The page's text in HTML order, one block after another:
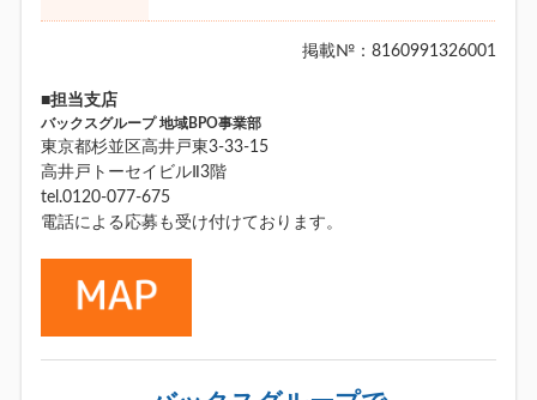
掲載№：8160991326001
■担当支店
バックスグループ 地域BPO事業部
東京都杉並区高井戸東3-33-15
高井戸トーセイビルⅡ3階
tel.0120-077-675
電話による応募も受け付けております。